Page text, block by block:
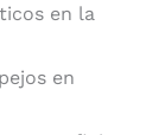
en la
en